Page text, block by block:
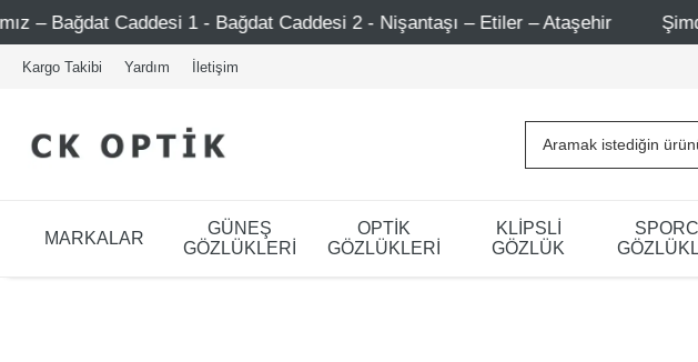
Caddesi 1 - Bağdat Caddesi 2 - Nişantaşı – Etiler – Ataşehir Şimdi Üye ol !
Kargo Takibi Yardım İletişim
MARKALAR
GÜNEŞ
GÖZLÜKLERİ
OPTİK
GÖZLÜKLERİ
KLİPSLİ
GÖZLÜK